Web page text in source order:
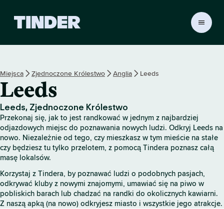
r
r
o
n
a
g
w
n
a
Miejsca Zjednoczone Królestwo Anglia Leeds
Leeds
Leeds, Zjednoczone Królestwo
Przekonaj się, jak to jest randkować w jednym z najbardziej
odjazdowych miejsc do poznawania nowych ludzi. Odkryj Leeds na
nowo. Niezależnie od tego, czy mieszkasz w tym mieście na stałe
czy będziesz tu tylko przelotem, z pomocą Tindera poznasz całą
masę lokalsów.
Korzystaj z Tindera, by poznawać ludzi o podobnych pasjach,
odkrywać kluby z nowymi znajomymi, umawiać się na piwo w
pobliskich barach lub chadzać na randki do okolicznych kawiarni.
Z naszą apką (na nowo) odkryjesz miasto i wszystkie jego atrakcje.